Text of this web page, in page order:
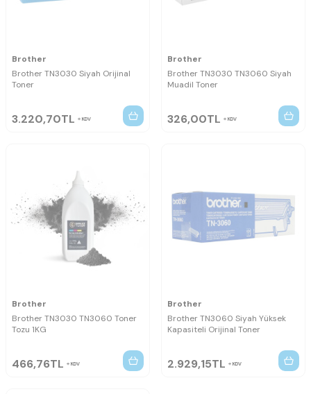
Brother
Brother TN3030 Siyah Orijinal
Toner
3.220,70TL KDV
Brother
Brother TN3030 TN3060 Siyah
Muadil Toner
326,00TL KDV
Brother
Brother TN3030 TN3060 Toner
Tozu 1KG
466,76TL KDV
Brother
Brother TN3060 Siyah Yüksek
Kapasiteli Orijinal Toner
2.929,15TL KDV